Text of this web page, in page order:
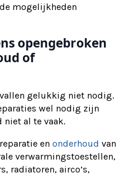
mogelijkheden
opengebroken
of
gelukkig niet nodig.
wel nodig zijn
niet al te vaak.
en onderhoud van
verwarmingstoestellen,
radiatoren, airco’s,